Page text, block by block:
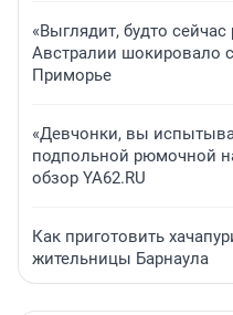
«Выглядит, будто сейчас
Австралии шокировало
Приморье
«Девчонки, вы
подпольной рюмочной
обзор YA62.RU
Как приготовить
жительницы Барнаула